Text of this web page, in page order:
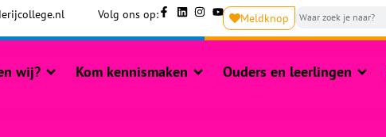
Volg ons op: Meldknop
wij? Kom kennismaken Ouders en leerlingen